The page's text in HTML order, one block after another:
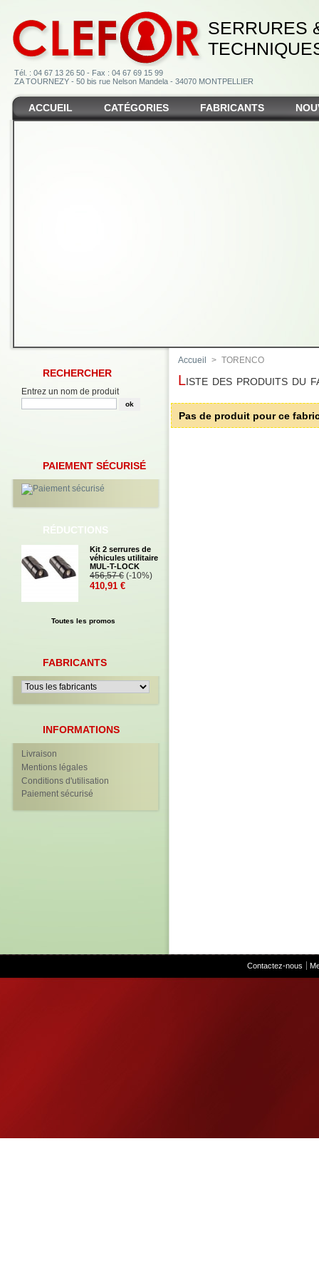
SERRURES
Tél. : 04 67 13 26 50 - Fax : 04 67 69 15 99
ZA TOURNEZY - 50 bis rue Nelson Mandela - 34070 MONTPELLIER
ACCUEIL CATÉGORIES FABRICANTS
RECHERCHER
Entrez un nom de produit
PAIEMENT SÉCURISÉ
RÉDUCTIONS
Kit 2 serrures de
véhicules utilitaire
MUL-T-LOCK
456,57 € (-10%)
410,91 €
Toutes les promos
FABRICANTS
INFORMATIONS
Livraison
Mentions légales
Conditions d'utilisation
Paiement sécurisé
Accueil > TORENCO
Liste des produits du
Pas de produit pour ce
Contactez-nous